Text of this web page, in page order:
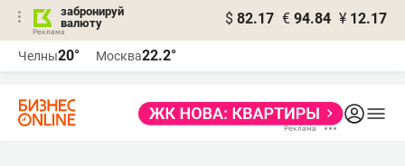
забронируй
валюту
$ 82.17 € 94.84 ¥ 12.17
Челны20° Москва22.2°